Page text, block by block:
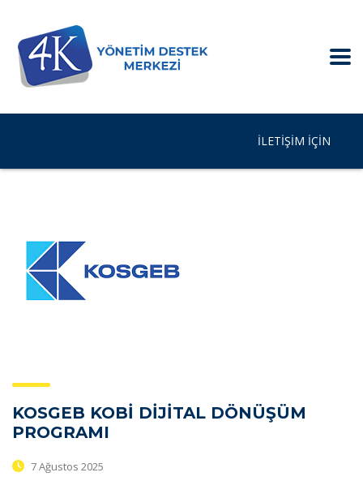
İLETIŞIM IÇIN
KOSGEB KOBİ DİJİTAL DÖNÜŞÜM
PROGRAMI
7 Ağustos 2025